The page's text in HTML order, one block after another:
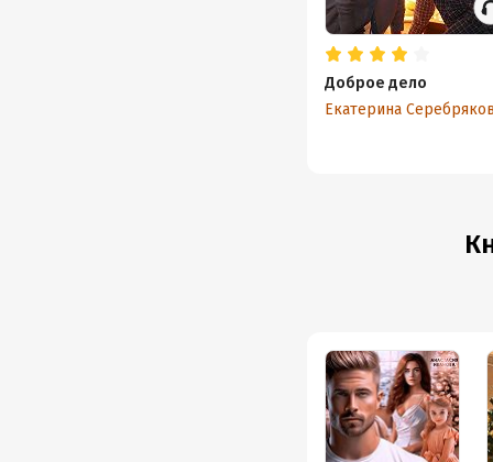
Доброе дело
Екатерина